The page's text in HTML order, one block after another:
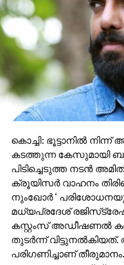
ഓഫീസിൽ വൻ വിജയം
ആമസോൺ പ്രൈം
റിലീസായിരുന്നു.
ടിവി നെറ്റ്‌വർക്കുടമ
നടത്തുന്ന കഠിന
കൊച്ചി: ഭൂട്ടാനില്‍
കടത്തുന്ന കേസുമായി
പിടിച്ചെടുത്ത നടന്‍
ക്രൂയിസര്‍ വാഹനം
നുംഖോര്‍ ‘
മധ്യപ്രദേശ്
കസ്റ്റംസ് അഡീഷണല്‍
തുടര്‍ന്ന്
പരിഗണിച്ചാണ്